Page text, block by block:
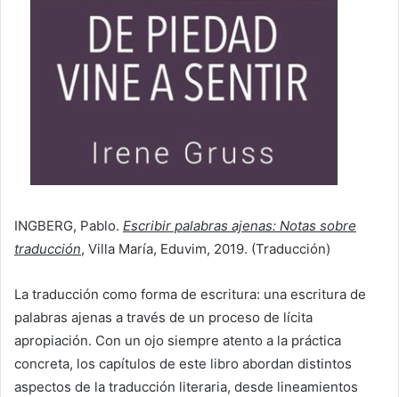
INGBERG, Pablo. Escribir palabras ajenas: Notas sobre
traducción, Villa María, Eduvim, 2019. (Traducción)
La traducción como forma de escritura: una escritura de
palabras ajenas a través de un proceso de lícita
apropiación. Con un ojo siempre atento a la práctica
concreta, los capítulos de este libro abordan distintos
aspectos de la traducción literaria, desde lineamientos